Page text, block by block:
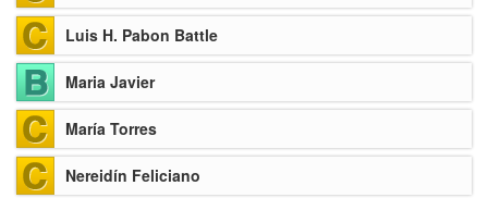
Luis H. Pabon Battle
Maria Javier
María Torres
Nereidín Feliciano